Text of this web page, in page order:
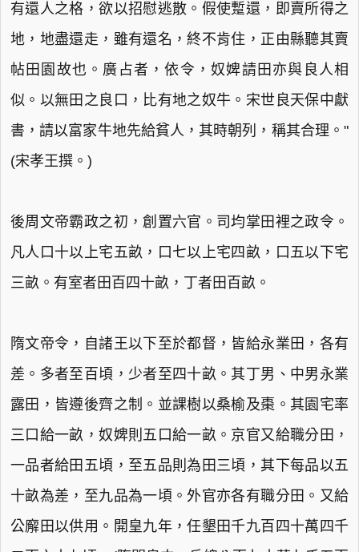
有還人之格，欲以招慰逃散。假使蹔還，即賣所得之
地，地盡還走，雖有還名，終不肯住，正由縣聽其賣
帖田園故也。廣占者，依令，奴婢請田亦與良人相
似。以無田之良口，比有地之奴牛。宋世良天保中獻
書，請以富家牛地先給貧人，其時朝列，稱其合理。"
(宋孝王撰。)
後周文帝霸政之初，創置六官。司均掌田裡之政令。
凡人口十以上宅五畝，口七以上宅四畝，口五以下宅
三畝。有室者田百四十畝，丁者田百畝。
隋文帝令，自諸王以下至於都督，皆給永業田，各有
差。多者至百頃，少者至四十畝。其丁男、中男永業
露田，皆遵後齊之制。並課樹以桑榆及棗。其園宅率
三口給一畝，奴婢則五口給一畝。京官又給職分田，
一品者給田五頃，至五品則為田三頃，其下每品以五
十畝為差，至九品為一頃。外官亦各有職分田。又給
公廨田以供用。開皇九年，任墾田千九百四十萬四千